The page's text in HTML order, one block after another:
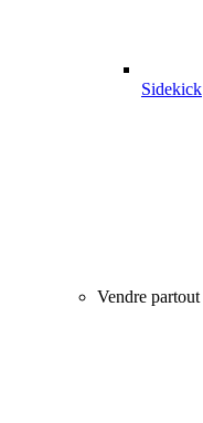
Sidekick
Vendre partout